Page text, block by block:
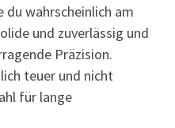
wahrscheinlich am
und zuverlässig und
Präzision.
teuer und nicht
für lange